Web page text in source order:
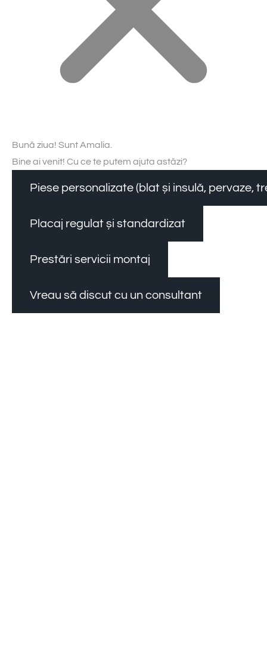
Bună ziua! Sunt Amalia.
Bine ai venit! Cu ce te putem ajuta astăzi?
Piese personalizate (blat și insulă, pervaze,
Placaj regulat și standardizat
Prestări servicii montaj
Vreau să discut cu un consultant